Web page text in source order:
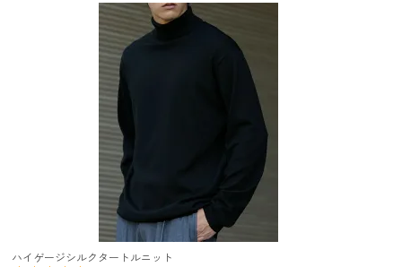
ハイゲージシルクタートルニット